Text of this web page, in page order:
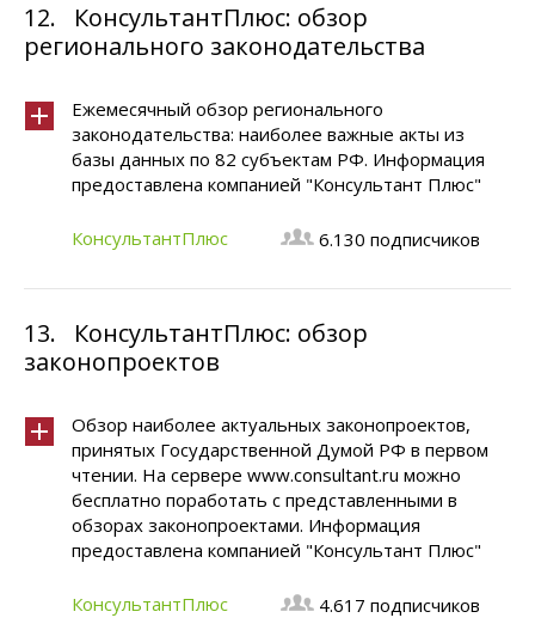
12.
КонсультантПлюс: обзор
регионального законодательства
Ежемесячный обзор регионального
законодательства: наиболее важные акты из
базы данных по 82 субъектам РФ. Информация
предоставлена компанией "Консультант Плюс"
КонсультантПлюс 6.130 подписчиков
13.
КонсультантПлюс: обзор
законопроектов
Обзор наиболее актуальных законопроектов,
принятых Государственной Думой РФ в первом
чтении. На сервере www.consultant.ru можно
бесплатно поработать с представленными в
обзорах законопроектами. Информация
предоставлена компанией "Консультант Плюс"
КонсультантПлюс 4.617 подписчиков